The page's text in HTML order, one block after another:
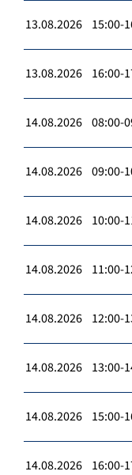
13.08.2026 15:00-
13.08.2026 16:00-
14.08.2026 08:00-
14.08.2026 09:00-
14.08.2026 10:00-
14.08.2026 11:00-
14.08.2026 12:00-
14.08.2026 13:00-
14.08.2026 15:00-
14.08.2026 16:00-